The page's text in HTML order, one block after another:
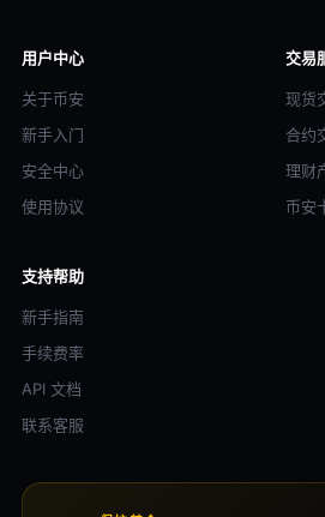
用户中心
关于币安
新手入门
安全中心
使用协议
交易
现货
合约
理财
币安
支持帮助
新手指南
手续费率
API 文档
联系客服